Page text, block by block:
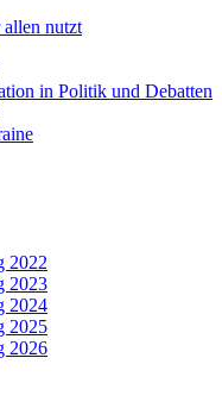
nutzt
in Politik und Debatten
2022
2023
2024
2025
2026